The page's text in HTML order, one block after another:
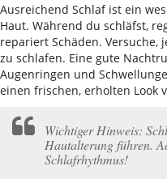
Ausreichend Schlaf ist ein
Haut. Während du schläfst,
repariert Schäden. Versuche,
zu schlafen. Eine gute
Augenringen und
einen frischen, erholten Look
Wichtiger Hinweis:
Hautalterung führen.
Schlafrhythmus!